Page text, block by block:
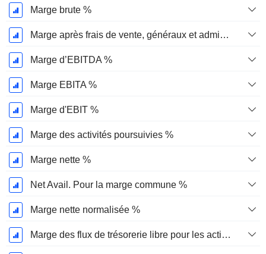
Marge brute %
Marge après frais de vente, généraux et administratifs %
Marge d’EBITDA %
Marge EBITA %
Marge d'EBIT %
Marge des activités poursuivies %
Marge nette %
Net Avail. Pour la marge commune %
Marge nette normalisée %
Marge des flux de trésorerie libre pour les actionnaires